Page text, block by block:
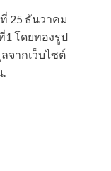
25 ธันวาคม
1 โดยทองรูป
จากเว็บไซต์
.